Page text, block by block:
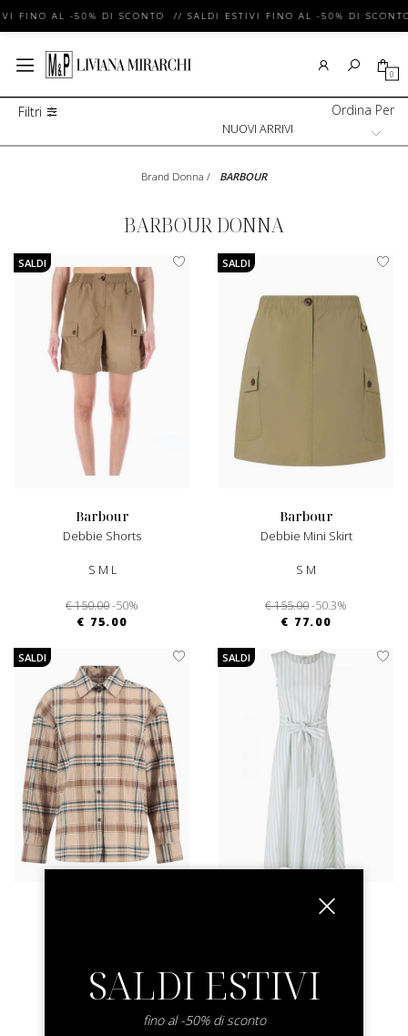
FINO AL -50% DI SCONTO // SALDI ESTIVI FINO AL -50% DI
0
Filtri Ordina Per
Brand Donna / BARBOUR
BARBOUR DONNA
SALDI
barbour
Debbie Shorts
S M L
€ 150.00-50%
€ 75.00
SALDI
barbour
Debbie Mini Skirt
S M
€ 155.00-50.3%
€ 77.00
SALDI
€ 155.00-30.3%
SALDI
barbour
€ 195.00
-50.3%
SALDI ESTIVI
fino al -50% di sconto